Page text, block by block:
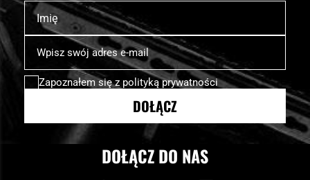
Imię
Subskrybuj
nasz
newsletter:
Zapoznałem się z polityką prywatności
DOŁĄCZ
DOŁĄCZ DO NAS